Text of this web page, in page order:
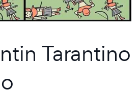
Tarantino